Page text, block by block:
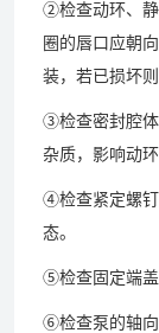
②检查动环、静
圈的唇口应朝
装，若已损坏则
③检查密封腔体
杂质，影响动
④检查紧定螺钉
态。
⑤检查固定端盖
⑥检查泵的轴向